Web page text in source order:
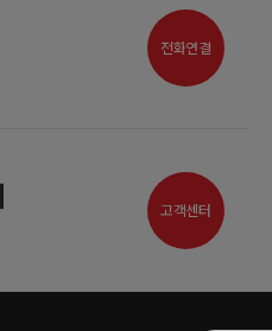
전화연결
고객센터